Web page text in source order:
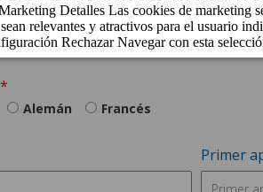
Alemán Francés
Primer